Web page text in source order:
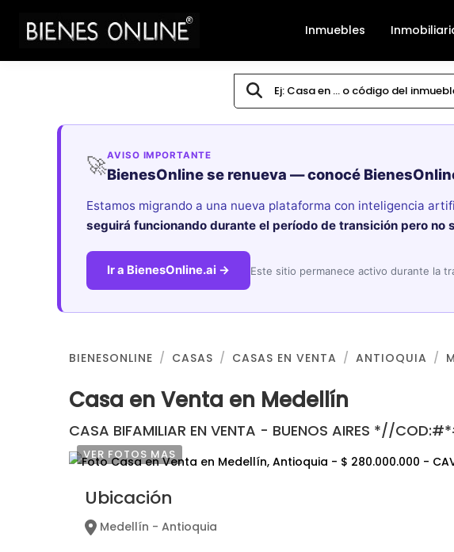
Inmuebles
🚀AVISO IMPORTANTE
BienesOnline se renueva — conocé
Estamos migrando a una nueva plataforma con inteligencia
seguirá funcionando durante el período de transición pero no
Ir a BienesOnline.ai → Este sitio permanece activo durante la
BIENESONLINE CASAS CASAS EN VENTA ANTIOQUIA
Casa en Venta en Medellín
CASA BIFAMILIAR EN VENTA - BUENOS AIRES *//
VER FOTOS MAS
Ubicación
Medellín - Antioquia